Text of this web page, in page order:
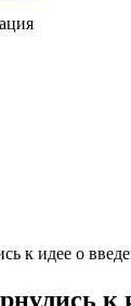
к идее о
к